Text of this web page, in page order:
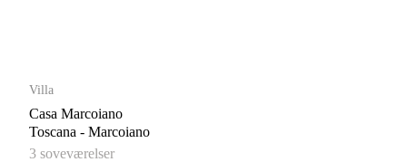
Villa
Casa Marcoiano
Toscana - Marcoiano
3 soveværelser